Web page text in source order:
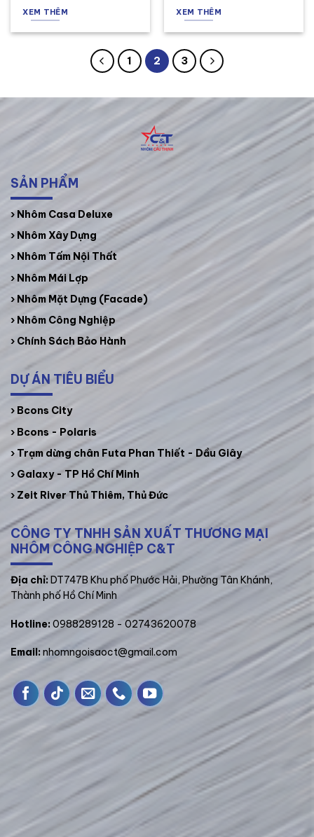
XEM THÊM XEM THÊM
1 2 3
SẢN PHẨM
› Nhôm Casa Deluxe
› Nhôm Xây Dựng
› Nhôm Tấm Nội Thất
› Nhôm Mái Lợp
› Nhôm Mặt Dựng (Facade)
› Nhôm Công Nghiệp
› Chính Sách Bảo Hành
DỰ ÁN TIÊU BIỂU
› Bcons City
› Bcons - Polaris
› Trạm dừng chân Futa Phan Thiết - Dầu Giây
› Galaxy - TP Hồ Chí Minh
› Zeit River Thủ Thiêm, Thủ Đức
CÔNG TY TNHH SẢN XUẤT THƯƠNG MẠI
NHÔM CÔNG NGHIỆP C&T
­Địa chỉ: DT747B Khu phố Phước Hải, Phường Tân Khánh,
Thành phố Hồ Chí Minh
Hotline: 0988289128 - 02743620078
Email: nhomngoisaoct@gmail.com